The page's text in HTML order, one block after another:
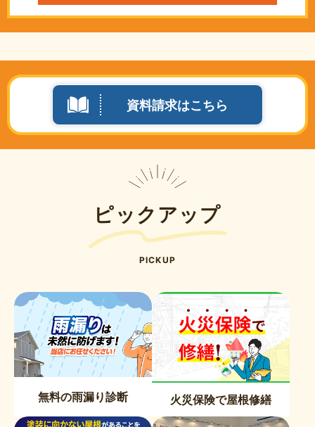
資料請求はこちら
ピックアップ
PICKUP
無料の雨漏り診断 火災保険で屋根修繕